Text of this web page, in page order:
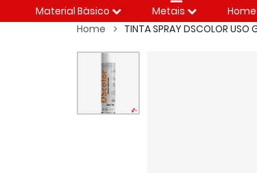
Material Bäsico Metais
Home
TINTA SPRAY DSCOLOR